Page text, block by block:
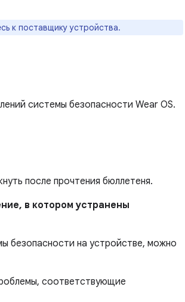
к поставщику устройства.
системы безопасности Wear OS.
после прочтения бюллетеня.
в котором устранены
безопасности на устройстве, можно
соответствующие